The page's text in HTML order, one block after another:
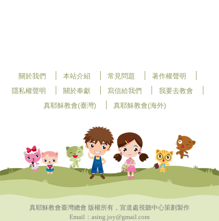
關於我們 本站介紹 常見問題
著作權聲明
隱私權聲明
關於奉獻 寫信給我們
我要去教會
真耶穌教會(臺灣)
真耶穌教會(海外)
真耶穌教會臺灣總會 版權所有，宣道處視聽中心策劃製作
Email：asing.joy@gmail.com